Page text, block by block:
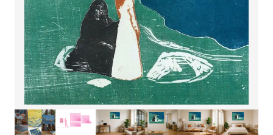
ونسان ون گوگ